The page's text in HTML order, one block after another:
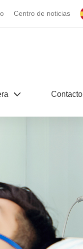
Centro de noticias
Contacto